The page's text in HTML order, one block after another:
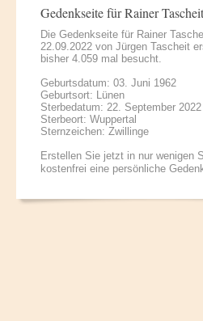
Gedenkseite für Rainer Tascheit
Die Gedenkseite für Rainer
22.09.2022 von Jürgen Tascheit
bisher 4.059 mal besucht.
Geburtsdatum: 03. Juni 1962
Geburtsort: Lünen
Sterbedatum: 22. September 2022
Sterbeort: Wuppertal
Sternzeichen: Zwillinge
Erstellen Sie jetzt in nur wenigen
kostenfrei eine persönliche